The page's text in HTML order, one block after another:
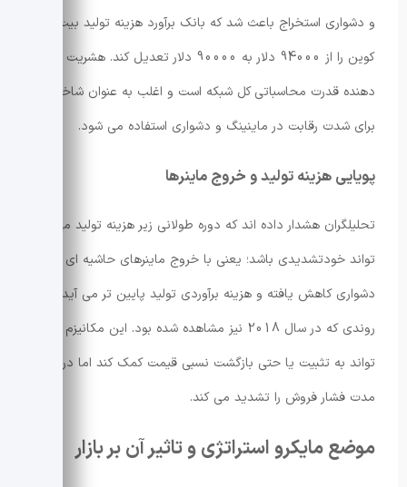
و دشواری استخراج باعث شد که بانک برآورد هزینه تولید بیت
کوین را از 94000 دلار به 90000 دلار تعدیل کند. هشریت نشان
دهنده قدرت محاسباتی کل شبکه است و اغلب به عنوان شاخصی
برای شدت رقابت در ماینینگ و دشواری استفاده می شود.
پویایی هزینه تولید و خروج ماینرها
تحلیلگران هشدار داده اند که دوره طولانی زیر هزینه تولید می
تواند خودتشدیدی باشد؛ یعنی با خروج ماینرهای حاشیه ای
دشواری کاهش یافته و هزینه برآوردی تولید پایین تر می آید،
روندی که در سال 2018 نیز مشاهده شده بود. این مکانیزم می
تواند به تثبیت یا حتی بازگشت نسبی قیمت کمک کند اما در کوتاه
مدت فشار فروش را تشدید می کند.
موضع مایکرو استراتژی و تاثیر آن بر بازار